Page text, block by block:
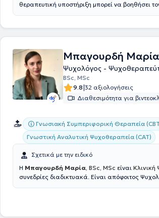
θεραπευτική υποστήριξη μπορεί να βοηθήσει
Μπαγουρδή Μαρία
Ψυχολόγος -
BSc, MSc
9.8|32 αξιολογήσεις
Διαθεσιμότητα για
Γνωσιακή Συμπεριφορική Θεραπεία
Γνωστική Αναλυτική Ψυχοθεραπεία (CAT)
Σχετικά με την ειδικό
Η Μπαγουρδή Μαρία, BSc, MSc είναι
συνεδρίες διαδικτυακά. Είναι απόφοιτος